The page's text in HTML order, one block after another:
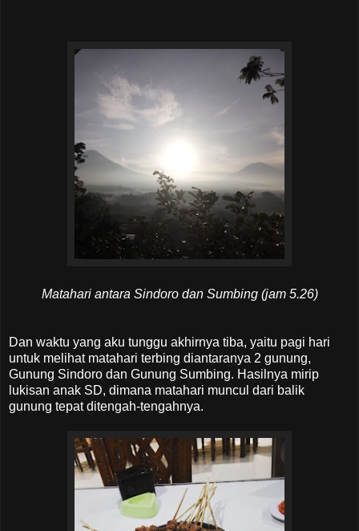
Matahari antara Sindoro dan Sumbing (jam 5.26)
Dan waktu yang aku tunggu akhirnya tiba, yaitu pagi hari
untuk melihat matahari terbing diantaranya 2 gunung,
Gunung Sindoro dan Gunung Sumbing. Hasilnya mirip
lukisan anak SD, dimana matahari muncul dari balik
gunung tepat ditengah-tengahnya.